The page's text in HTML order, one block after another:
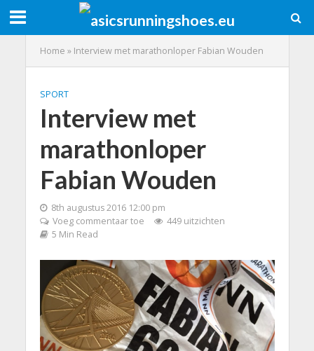
Home » Interview met marathonloper Fabian Wouden
SPORT
Interview met
marathonloper
Fabian Wouden
8th augustus 2016 12:00 pm
Voeg commentaar toe
449 uitzichten
5 Min Read